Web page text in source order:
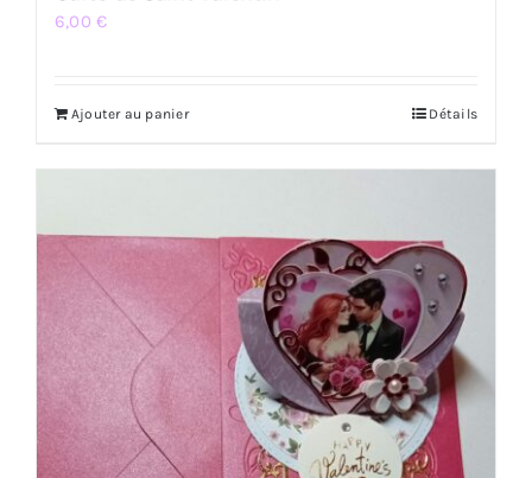
6,00€
Ajouter au panier Détails